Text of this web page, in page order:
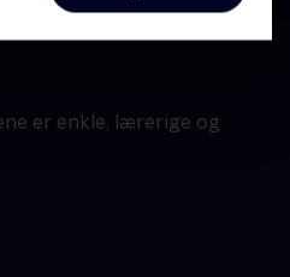
er enkle, lærerige og